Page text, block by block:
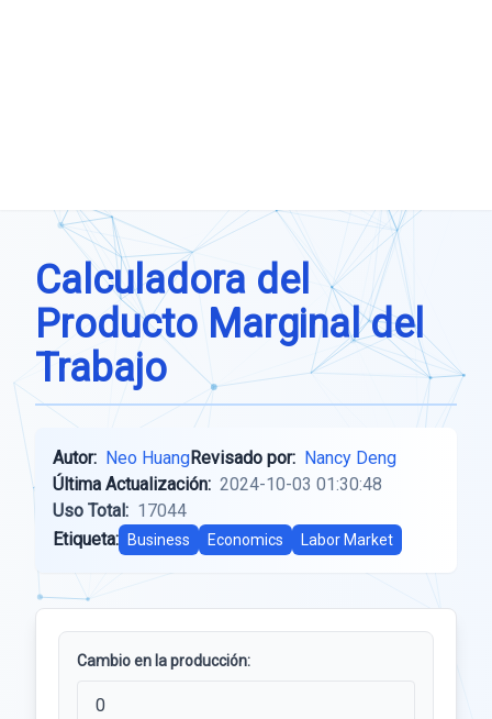
Calculadora del
Producto Marginal del
Trabajo
Autor: Neo HuangRevisado por: Nancy Deng
Última Actualización: 2024-10-03 01:30:48
Uso Total: 17044
Etiqueta:
Business Economics Labor Market
Cambio en la producción: